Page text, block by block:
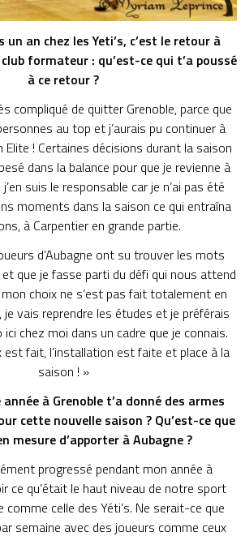
un an chez les Yeti’s, c’est le retour à
formateur : qu’est-ce qui t’a poussé
à ce retour ?
compliqué de quitter Grenoble, parce que
au top et j’aurais pu continuer à
Elite ! Certaines décisions durant la saison
dans la balance pour que je revienne à
suis le responsable car je n’ai pas été
moments dans la saison ce qui entraîna
à Carpentier en grande partie.
d’Aubagne ont su trouver les mots
que je fasse parti du défi qui nous attend
choix ne s’est pas fait totalement en
vais reprendre les études et je préférais
chez moi dans un cadre que je connais.
fait, l’installation est faite et place à la
saison ! »
à Grenoble t’a donné des armes
cette nouvelle saison ? Qu’est-ce que
mesure d’apporter à Aubagne ?
progressé pendant mon année à
ce qu’était le haut niveau de notre sport
celle des Yéti’s. Ne serait-ce que
semaine avec des joueurs comme ceux